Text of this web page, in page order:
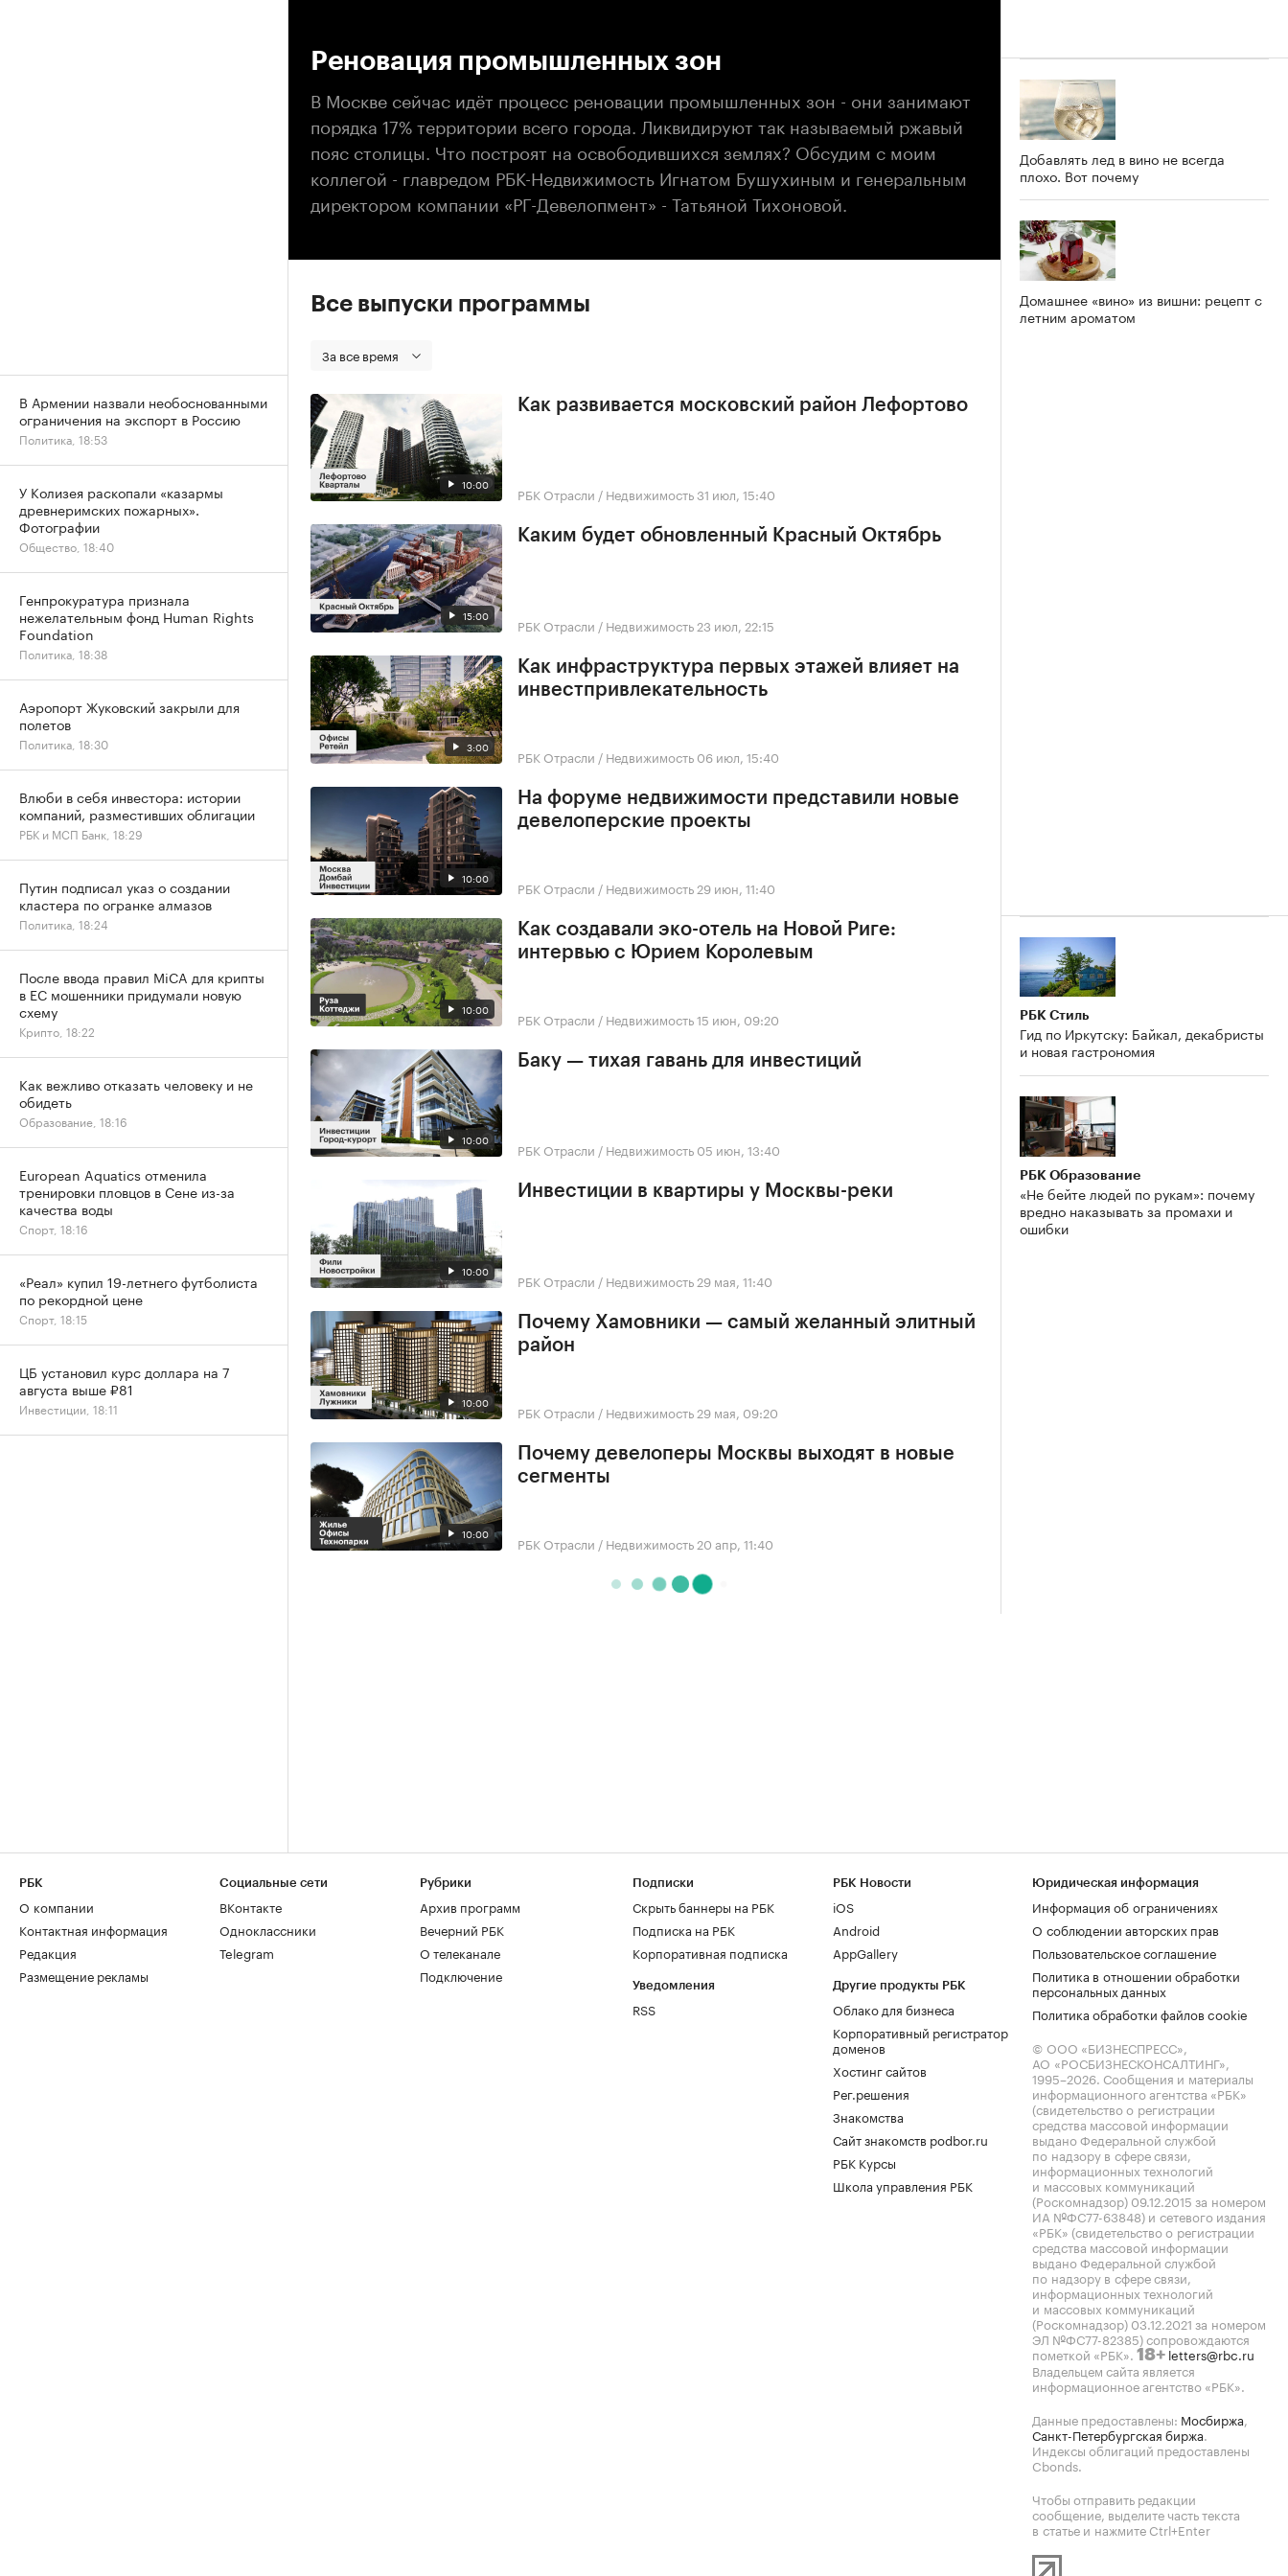
Реновация промышленных зон
В Москве сейчас идёт процесс реновации промышленных зон - они занимают
порядка 17% территории всего города. Ликвидируют так называемый ржавый
пояс столицы. Что построят на освободившихся землях? Обсудим с моим
коллегой - главредом РБК-Недвижимость Игнатом Бушухиным и генеральным
директором компании «РГ-Девелопмент» - Татьяной Тихоновой.
Все выпуски программы
За все время
10:00
Как развивается московский район Лефортово
РБК Отрасли / Недвижимость31 июл, 15:40
15:00
Каким будет обновленный Красный Октябрь
РБК Отрасли / Недвижимость 23 июл, 22:15
3:00
Как инфраструктура первых этажей влияет на
инвестпривлекательность
РБК Отрасли / Недвижимость 06 июл, 15:40
10:00
На форуме недвижимости представили новые
девелоперские проекты
РБК Отрасли / Недвижимость 29 июн, 11:40
10:00
Как создавали эко-отель на Новой Риге:
интервью с Юрием Королевым
РБК Отрасли / Недвижимость15 июн, 09:20
10:00
Баку — тихая гавань для инвестиций
РБК Отрасли / Недвижимость 05 июн, 13:40
10:00
Инвестиции в квартиры у Москвы-реки
РБК Отрасли / Недвижимость 29 мая, 11:40
10:00
Почему Хамовники — самый желанный элитный
район
РБК Отрасли / Недвижимость 29 мая, 09:20
10:00
Почему девелоперы Москвы выходят в новые
сегменты
РБК Отрасли / Недвижимость 20 апр, 11:40
Добавлять лед в вино не всегда
плохо. Вот почему
Домашнее «вино» из вишни: рецепт с
летним ароматом
РБК Стиль
Гид по Иркутску: Байкал, декабристы
и новая гастрономия
РБК Образование
«Не бейте людей по рукам»: почему
вредно наказывать за промахи и
ошибки
В Армении назвали необоснованными
ограничения на экспорт в Россию
Политика, 18:53
У Колизея раскопали «казармы
древнеримских пожарных».
Фотографии
Общество, 18:40
Генпрокуратура признала
нежелательным фонд Human Rights
Foundation
Политика, 18:38
Аэропорт Жуковский закрыли для
полетов
Политика, 18:30
Влюби в себя инвестора: истории
компаний, разместивших облигации
РБК и МСП Банк, 18:29
Путин подписал указ о создании
кластера по огранке алмазов
Политика, 18:24
После ввода правил MiCA для крипты
в ЕС мошенники придумали новую
схему
Крипто, 18:22
Как вежливо отказать человеку и не
обидеть
Образование, 18:16
European Aquatics отменила
тренировки пловцов в Сене из-за
качества воды
Спорт, 18:16
«Реал» купил 19-летнего футболиста
по рекордной цене
Спорт, 18:15
ЦБ установил курс доллара на 7
августа выше ₽81
Инвестиции, 18:11
РБК
О компании
Контактная информация
Редакция
Размещение рекламы
Социальные сети
ВКонтакте
Одноклассники
Telegram
Рубрики
Архив программ
Вечерний РБК
О телеканале
Подключение
Подписки
Скрыть баннеры на РБК
Подписка на РБК
Корпоративная подписка
Уведомления
RSS
РБК Новости
iOS
Android
AppGallery
Другие продукты РБК
Облако для бизнеса
Корпоративный регистратор
доменов
Хостинг сайтов
Рег.решения
Знакомства
Сайт знакомств podbor.ru
РБК Курсы
Школа управления РБК
Юридическая информация
Информация об ограничениях
О соблюдении авторских прав
Пользовательское соглашение
Политика в отношении обработки
персональных данных
Политика обработки файлов cookie
© ООО «БИЗНЕСПРЕСС»,
АО «РОСБИЗНЕСКОНСАЛТИНГ»,
1995–2026. Сообщения и материалы
информационного агентства «РБК»
(свидетельство о регистрации
средства массовой информации
выдано Федеральной службой
по надзору в сфере связи,
информационных технологий
и массовых коммуникаций
(Роскомнадзор) 09.12.2015 за номером
ИА №ФС77-63848) и сетевого издания
«РБК» (свидетельство о регистрации
средства массовой информации
выдано Федеральной службой
по надзору в сфере связи,
информационных технологий
и массовых коммуникаций
(Роскомнадзор) 03.12.2021 за номером
ЭЛ №ФС77-82385) сопровождаются
пометкой «РБК». 18+ letters@rbc.ru
Владельцем сайта является
информационное агентство «РБК».
Данные предоставлены: Мосбиржа,
Санкт-Петербургская биржа.
Индексы облигаций предоставлены
Cbonds.
Чтобы отправить редакции
сообщение, выделите часть текста
в статье и нажмите Ctrl+Enter